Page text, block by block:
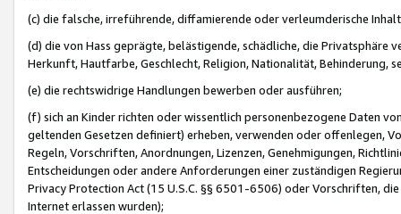
(c) die falsche, irreführende, diffamierende oder verleumderische
(d) die von Hass geprägte, belästigende, schädliche, die Privatsphäre
Herkunft, Hautfarbe, Geschlecht, Religion, Nationalität, Behinderung,
(e) die rechtswidrige Handlungen bewerben oder ausführen;
(f) sich an Kinder richten oder wissentlich personenbezogene Daten
geltenden Gesetzen definiert) erheben, verwenden oder offenlegen,
Regeln, Vorschriften, Anordnungen, Lizenzen, Genehmigungen,
Entscheidungen oder andere Anforderungen einer zuständigen
Privacy Protection Act (15 U.S.C. §§ 6501-6506) oder Vorschriften,
Internet erlassen wurden);